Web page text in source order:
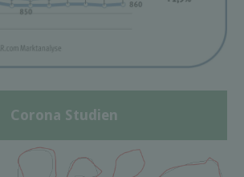
Corona Studien